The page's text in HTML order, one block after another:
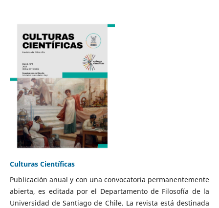
Culturas Científicas
Publicación anual y con una convocatoria permanentemente
abierta, es editada por el Departamento de Filosofía de la
Universidad de Santiago de Chile. La revista está destinada